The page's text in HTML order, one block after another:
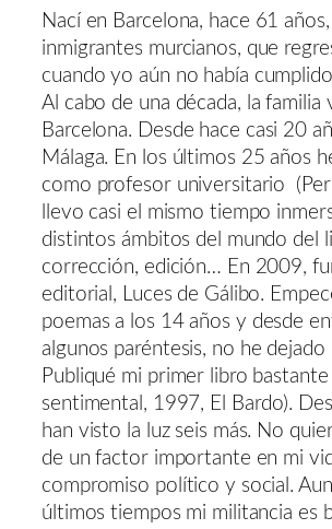
Nací en Barcelona, hace 61
inmigrantes murcianos, que
cuando yo aún no había
Al cabo de una década, la familia
Barcelona. Desde hace casi 20
Málaga. En los últimos 25 años
como profesor universitario
llevo casi el mismo tiempo
distintos ámbitos del mundo del
corrección, edición… En 2009,
editorial, Luces de Gálibo.
poemas a los 14 años y desde
algunos paréntesis, no he dejado
Publiqué mi primer libro
sentimental, 1997, El Bardo).
han visto la luz seis más. No
de un factor importante en mi
compromiso político y social.
últimos tiempos mi militancia es